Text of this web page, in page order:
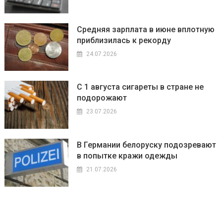
Средняя зарплата в июне вплотную
приблизилась к рекорду
24.07.2026
С 1 августа сигареты в стране не
подорожают
23.07.2026
В Германии белоруску подозревают
в попытке кражи одежды
21.07.2026